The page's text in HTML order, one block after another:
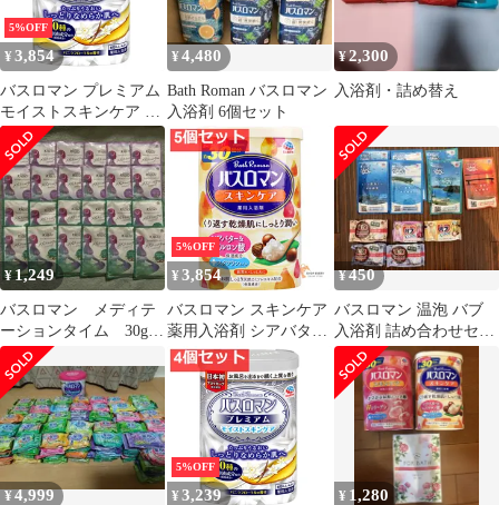
5%OFF
¥ 3,854
バスロマン プレミアム
モイストスキンケア 薬
用入浴剤 600g 5個セッ
ト まとめ売り
¥4,480
Bath Roman バスロマン
入浴剤 6個セット
¥2,300
入浴剤・詰め替え
¥1,249
バスロマン メディテ
ーションタイム 30g 2
種 24包
5%OFF
¥ 3,854
バスロマン スキンケア
薬用入浴剤 シアバター
＆ヒアルロン酸 600g 5
個セット まとめ売り
¥450
バスロマン 温泡 バブ
入浴剤 詰め合わせセッ
ト
¥4,999
5%OFF
¥ 3,239 ¥ 1,280